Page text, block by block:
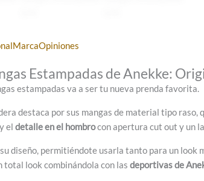
MarcaOpiniones
Estampadas de Anekke:
estampadas va a ser tu nueva prenda favorita.
destaca por sus mangas de material tipo
y eldetalle en el hombrocon apertura cut out y un
diseño, permitiéndote usarla tanto para un
total look combinándola con lasdeportivas de